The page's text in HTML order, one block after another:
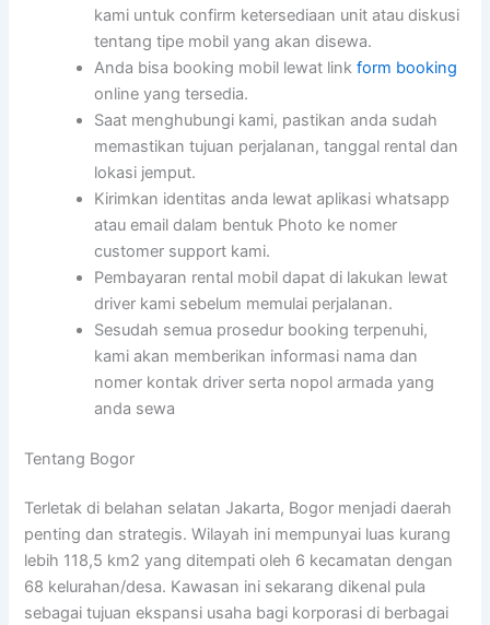
kami untuk confirm ketersediaan unit atau diskusi
tentang tipe mobil yang akan disewa.
Anda bisa booking mobil lewat linkform booking
online yang tersedia.
Saat menghubungi kami, pastikan anda sudah
memastikan tujuan perjalanan, tanggal rental dan
lokasi jemput.
Kirimkan identitas anda lewat aplikasi whatsapp
atau email dalam bentuk Photo ke nomer
customer support kami.
Pembayaran rental mobil dapat di lakukan lewat
driver kami sebelum memulai perjalanan.
Sesudah semua prosedur booking terpenuhi,
kami akan memberikan informasi nama dan
nomer kontak driver serta nopol armada yang
anda sewa
Tentang Bogor
Terletak di belahan selatan Jakarta, Bogor menjadi daerah
penting dan strategis. Wilayah ini mempunyai luas kurang
lebih 118,5 km2 yang ditempati oleh 6 kecamatan dengan
68 kelurahan/desa. Kawasan ini sekarang dikenal pula
sebagai tujuan ekspansi usaha bagi korporasi di berbagai